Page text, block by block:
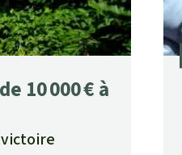
10 000 € à